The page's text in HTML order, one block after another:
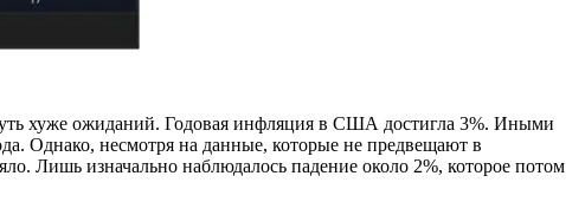
хуже ожиданий. Годовая инфляция в США достигла 3%. Иными
Однако, несмотря на данные, которые не предвещают в
Лишь изначально наблюдалось падение около 2%, которое потом